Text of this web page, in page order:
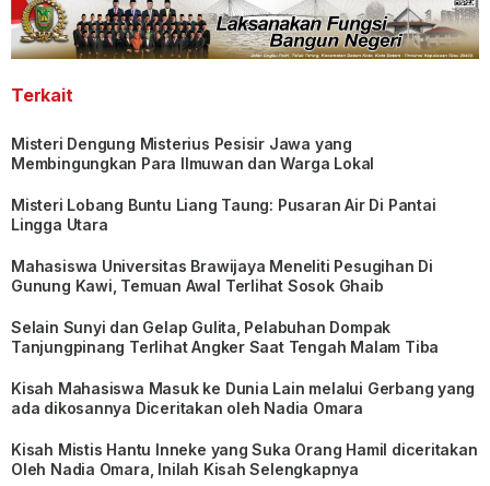
Terkait
Misteri Dengung Misterius Pesisir Jawa yang
Membingungkan Para Ilmuwan dan Warga Lokal
Misteri Lobang Buntu Liang Taung: Pusaran Air Di Pantai
Lingga Utara
Mahasiswa Universitas Brawijaya Meneliti Pesugihan Di
Gunung Kawi, Temuan Awal Terlihat Sosok Ghaib
Selain Sunyi dan Gelap Gulita, Pelabuhan Dompak
Tanjungpinang Terlihat Angker Saat Tengah Malam Tiba
Kisah Mahasiswa Masuk ke Dunia Lain melalui Gerbang yang
ada dikosannya Diceritakan oleh Nadia Omara
Kisah Mistis Hantu Inneke yang Suka Orang Hamil diceritakan
Oleh Nadia Omara, Inilah Kisah Selengkapnya